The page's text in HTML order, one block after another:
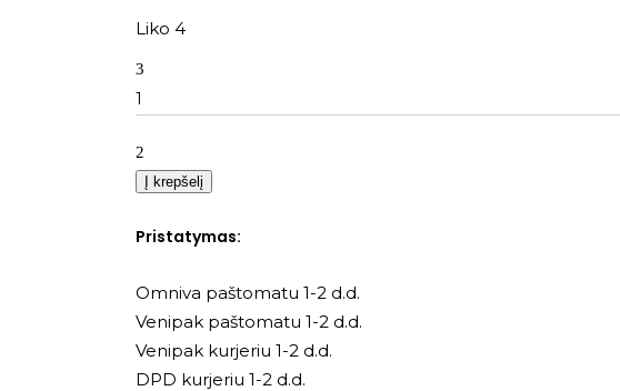
Liko 4
Kiekis
Į krepšelį
Pristatymas:
Omniva paštomatu 1-2 d.d.
Venipak paštomatu 1-2 d.d.
Venipak kurjeriu 1-2 d.d.
DPD kurjeriu 1-2 d.d.